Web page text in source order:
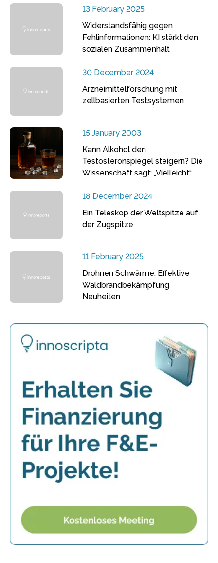
13 February 2025
Widerstandsfähig gegen
Fehlinformationen: KI stärkt den
sozialen Zusammenhalt
30 December 2024
Arzneimittelforschung mit
zellbasierten Testsystemen
15 January 2003
Kann Alkohol den
Testosteronspiegel steigern? Die
Wissenschaft sagt: „Vielleicht“
18 December 2024
Ein Teleskop der Weltspitze auf
der Zugspitze
11 February 2025
Drohnen Schwärme: Effektive
Waldbrandbekämpfung
Neuheiten